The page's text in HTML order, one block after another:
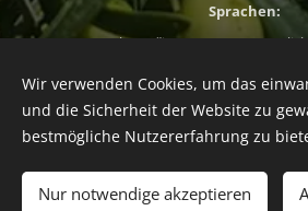
Zum Warenkorb
Sprachen
Slovenčina
Magyar English
Währung
EUR €
CZK Kč HUF Ft
Wir verwenden Cookies, um das
und die Sicherheit der Website zu
bestmögliche Nutzererfahrung zu
Nur notwendige akzeptieren